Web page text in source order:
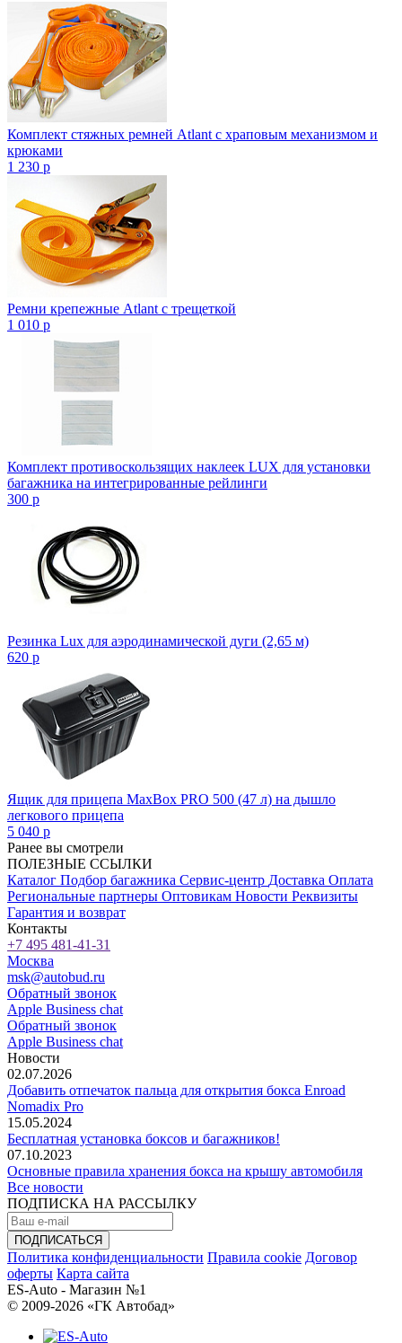
Комплект стяжных ремней Atlant с храповым механизмом и
крюками
1 230 p
Ремни крепежные Atlant с трещеткой
1 010 p
Комплект противоскользящих наклеек LUX для установки
багажника на интегрированные рейлинги
300 p
Резинка Lux для аэродинамической дуги (2,65 м)
620 p
Ящик для прицепа MaxBox PRO 500 (47 л) на дышло
легкового прицепа
5 040 p
Ранее вы смотрели
ПОЛЕЗНЫЕ ССЫЛКИ
Каталог Подбор багажника Сервис-центр Доставка Оплата
Региональные партнеры Оптовикам Новости Реквизиты
Гарантия и возврат
Контакты
+7 495 481-41-31
Москва
msk@autobud.ru
Обратный звонок
Apple Business chat
Обратный звонок
Apple Business chat
Новости
02.07.2026
Добавить отпечаток пальца для открытия бокса Enroad
Nomadix Pro
15.05.2024
Бесплатная установка боксов и багажников!
07.10.2023
Основные правила хранения бокса на крышу автомобиля
Все новости
ПОДПИСКА НА РАССЫЛКУ
Политика конфиденциальности Правила cookie Договор
оферты Карта сайта
ES-Auto - Магазин №1
© 2009-2026 «ГК Автобад»